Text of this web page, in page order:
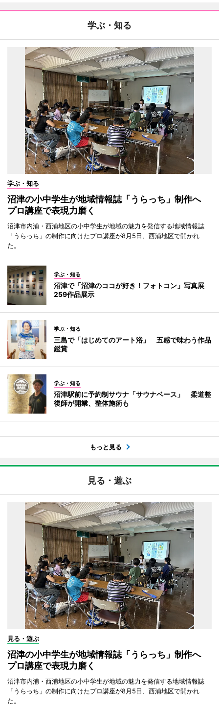
学ぶ・知る
学ぶ・知る
沼津の小中学生が地域情報誌「うらっち」制作へ
プロ講座で表現力磨く
沼津市内浦・西浦地区の小中学生が地域の魅力を発信する地域情報誌
「うらっち」の制作に向けたプロ講座が8月5日、西浦地区で開かれ
た。
学ぶ・知る
沼津で「沼津のココが好き！フォトコン」写真展
259作品展示
学ぶ・知る
三島で「はじめてのアート浴」 五感で味わう作品
鑑賞
学ぶ・知る
沼津駅前に予約制サウナ「サウナベース」 柔道整
復師が開業、整体施術も
もっと見る
見る・遊ぶ
見る・遊ぶ
沼津の小中学生が地域情報誌「うらっち」制作へ
プロ講座で表現力磨く
沼津市内浦・西浦地区の小中学生が地域の魅力を発信する地域情報誌
「うらっち」の制作に向けたプロ講座が8月5日、西浦地区で開かれ
た。